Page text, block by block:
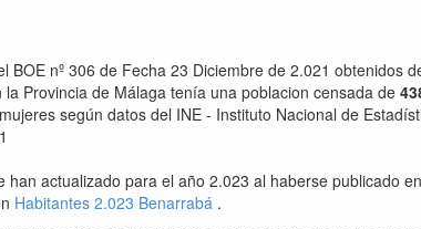
BOE nº 306 de Fecha 23 Diciembre de 2.021 obtenidos
Provincia de Málaga tenía una poblacion censada de
según datos del INE - Instituto Nacional de
han actualizado para el año 2.023 al haberse publicado
Habitantes 2.023 Benarrabá .